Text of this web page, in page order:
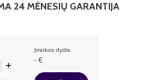
24 MĖNESIŲ GARANTIJA